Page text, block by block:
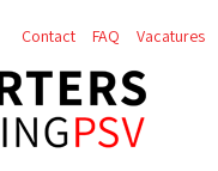
Contact FAQ Vacatures